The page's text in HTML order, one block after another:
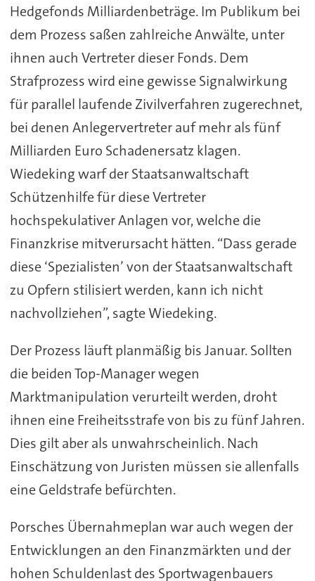
Hedgefonds Milliardenbeträge. Im Publikum bei
dem Prozess saßen zahlreiche Anwälte, unter
ihnen auch Vertreter dieser Fonds. Dem
Strafprozess wird eine gewisse Signalwirkung
für parallel laufende Zivilverfahren zugerechnet,
bei denen Anlegervertreter auf mehr als fünf
Milliarden Euro Schadenersatz klagen.
Wiedeking warf der Staatsanwaltschaft
Schützenhilfe für diese Vertreter
hochspekulativer Anlagen vor, welche die
Finanzkrise mitverursacht hätten. “Dass gerade
diese ‘Spezialisten’ von der Staatsanwaltschaft
zu Opfern stilisiert werden, kann ich nicht
nachvollziehen”, sagte Wiedeking.
Der Prozess läuft planmäßig bis Januar. Sollten
die beiden Top-Manager wegen
Marktmanipulation verurteilt werden, droht
ihnen eine Freiheitsstrafe von bis zu fünf Jahren.
Dies gilt aber als unwahrscheinlich. Nach
Einschätzung von Juristen müssen sie allenfalls
eine Geldstrafe befürchten.
Porsches Übernahmeplan war auch wegen der
Entwicklungen an den Finanzmärkten und der
hohen Schuldenlast des Sportwagenbauers